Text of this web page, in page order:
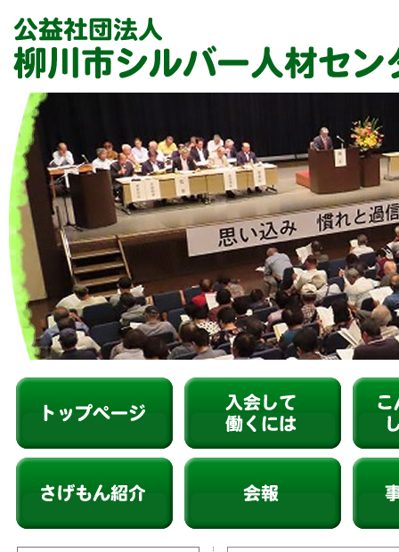
柳川市シルバー人材センター 入会して働くには こんな